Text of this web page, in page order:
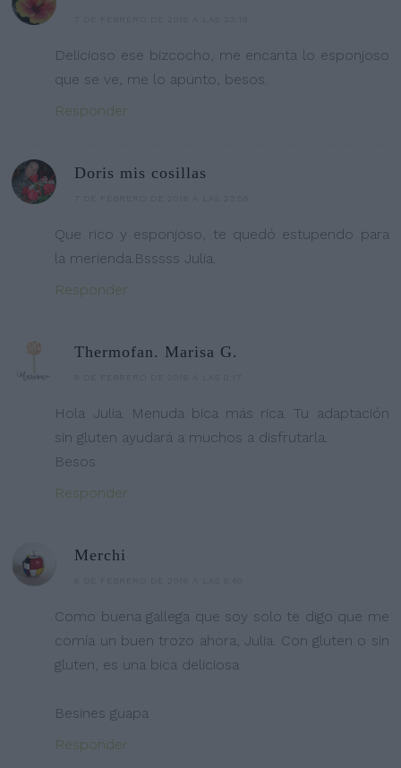
Delicioso ese bizcocho, me encanta lo esponjoso
que se ve, me lo apunto, besos.
Responder
Doris mis cosillas
Que rico y esponjoso, te quedó estupendo para
la merienda.Bsssss Julia.
Responder
Thermofan. Marisa G.
Hola Julia. Menuda bica más rica. Tu adaptación
sin gluten ayudará a muchos a disfrutarla.
Besos
Responder
Merchi
Como buena gallega que soy solo te digo que me
comía un buen trozo ahora, Julia. Con gluten o sin
gluten, es una bica deliciosa
Besines guapa
Responder